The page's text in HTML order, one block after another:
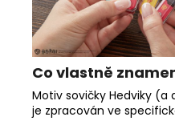
Co vlastně
Motiv sovičky Hedviky
je zpracován ve